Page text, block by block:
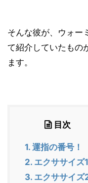
そんな彼が、ウォー
て紹介していたもの
ます。
目次
1. 運指の番号！
2. エクササイズ1
3. エクササイズ